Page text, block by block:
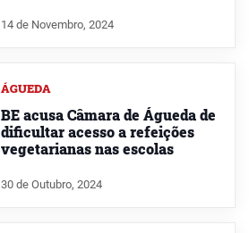
14 de Novembro, 2024
ÁGUEDA
BE acusa Câmara de Águeda de
dificultar acesso a refeições
vegetarianas nas escolas
30 de Outubro, 2024